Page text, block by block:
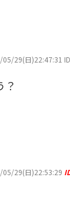
05/29(日)22:47:31
？
05/29(日)22:53:29